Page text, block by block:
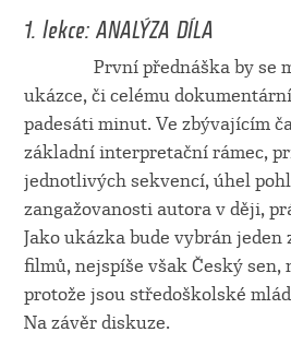
1. lekce: ANALÝZA DÍLA
První přednáška by se
ukázce, či celému
padesáti minut. Ve zbývajícím
základní interpretační rámec,
jednotlivých sekvencí, úhel
zangažovanosti autora v ději,
Jako ukázka bude vybrán jeden
filmů, nejspíše však Český sen,
protože jsou středoškolské
Na závěr diskuze.